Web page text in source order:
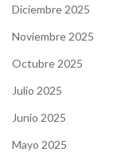
Diciembre 2025
Noviembre 2025
Octubre 2025
Julio 2025
Junio 2025
Mayo 2025